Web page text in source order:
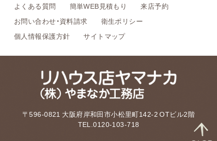
よくある質問
簡単WEB見積もり
来店予約
お問い合わせ・資料請求
衛生ポリシー
個人情報保護方針
サイトマップ
〒596-0821 大阪府岸和田市小松里町142-2 OTビル2階
TEL.0120-103-718